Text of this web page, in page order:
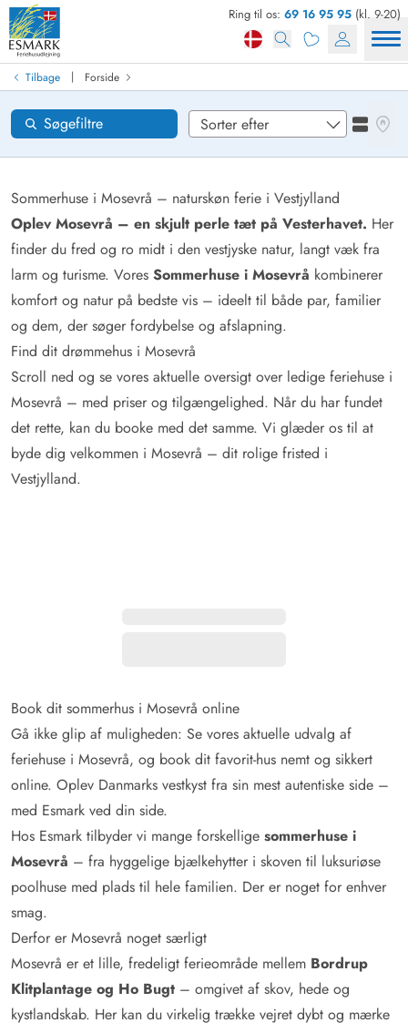
Ring til os: 69 16 95 95 (kl. 9-20)
Tilbage | Forside
Sommerhuse i Mosevrå – naturskøn ferie i Vestjylland
Oplev Mosevrå – en skjult perle tæt på Vesterhavet. Her
finder du fred og ro midt i den vestjyske natur, langt væk fra
larm og turisme. Vores Sommerhuse i Mosevrå kombinerer
komfort og natur på bedste vis – ideelt til både par, familier
og dem, der søger fordybelse og afslapning.
Find dit drømmehus i Mosevrå
Scroll ned og se vores aktuelle oversigt over ledige feriehuse i
Mosevrå – med priser og tilgængelighed. Når du har fundet
det rette, kan du booke med det samme. Vi glæder os til at
byde dig velkommen i Mosevrå – dit rolige fristed i
Vestjylland.
Søgefiltre
Se
Find sommerhus
Ankomst
Områder
Ønsker til huset
Loading...
Book dit sommerhus i Mosevrå online
Gå ikke glip af muligheden: Se vores aktuelle udvalg af
feriehuse i Mosevrå, og book dit favorit-hus nemt og sikkert
online. Oplev Danmarks vestkyst fra sin mest autentiske side –
med Esmark ved din side.
Hos Esmark tilbyder vi mange forskellige sommerhuse i
Mosevrå – fra hyggelige bjælkehytter i skoven til luksuriøse
poolhuse med plads til hele familien. Der er noget for enhver
smag.
Derfor er Mosevrå noget særligt
Mosevrå er et lille, fredeligt ferieområde mellem Bordrup
Klitplantage og Ho Bugt – omgivet af skov, hede og
kystlandskab. Her kan du virkelig trække vejret dybt og mærke